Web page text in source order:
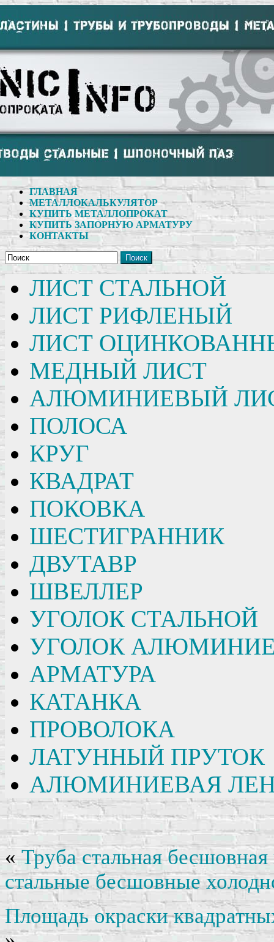
ГЛАВНАЯ
МЕТАЛЛОКАЛЬКУЛЯТОР
КУПИТЬ МЕТАЛЛОПРОКАТ
КУПИТЬ ЗАПОРНУЮ АРМАТУРУ
КОНТАКТЫ
Поиск
ЛИСТ СТАЛЬНОЙ
ЛИСТ РИФЛЕНЫЙ
ЛИСТ
МЕДНЫЙ ЛИСТ
АЛЮМИНИЕВЫЙ
ПОЛОСА
КРУГ
КВАДРАТ
ПОКОВКА
ШЕСТИГРАННИК
ДВУТАВР
ШВЕЛЛЕР
УГОЛОК СТАЛЬНОЙ
УГОЛОК
АРМАТУРА
КАТАНКА
ПРОВОЛОКА
ЛАТУННЫЙ ПРУТОК
АЛЮМИНИЕВАЯ
«Труба стальная
стальные бесшовные
Площадь окраски